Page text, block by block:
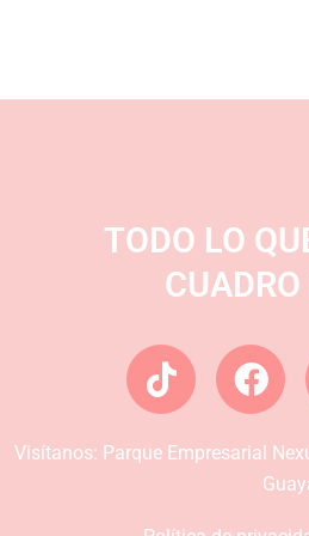
TODO LO
T
i
t
F
a
e
b
Visítanos: Parque Empresarial